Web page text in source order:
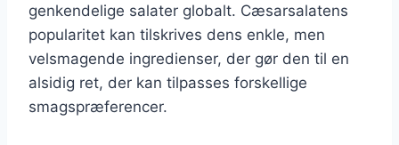
genkendelige salater globalt. Cæsarsalatens
popularitet kan tilskrives dens enkle, men
velsmagende ingredienser, der gør den til en
alsidig ret, der kan tilpasses forskellige
smagspræferencer.